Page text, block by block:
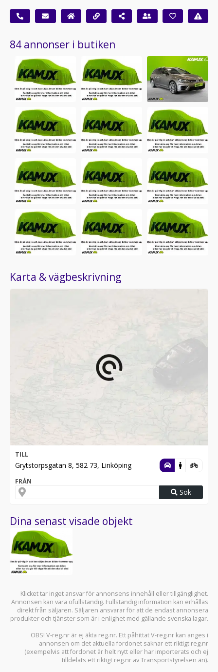
84 annonser i butiken
Karta & vägbeskrivning
TILL
Grytstorpsgatan 8, 582 73, Linköping
FRÅN
Sök
Dina senast visade objekt
Klicket tar inget ansvar för annonsens innehåll eller tillgänglighet.
Annonsen kan vara ofullständig. Fullständig information kan erhållas
direkt från säljaren. Säljaren ansvarar för att de endast annonsera
produkter och tjänster som är i enlighet med gällande svenska lagar.
OBS! V-reg.nr är ej äkta reg.nr. Ett påhittat V-reg.nr kan anges i
annonsen om det aktuella fordonet saknar ett riktigt reg.nr
(exempelvis att fordonet är helt nytt eller har importerats och ej
tilldelats ett riktigt reg.nr av Transportstyrelsen än).